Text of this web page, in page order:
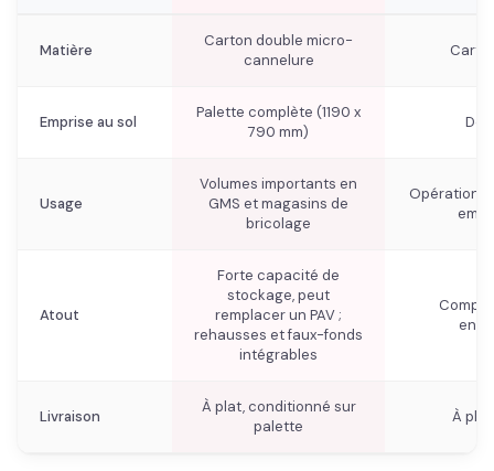
Matière
Carton double micro-
cannelure
Emprise au sol
Palette complète (1190 x
790 mm)
Usage
Volumes importants en
GMS et magasins de
bricolage
Opérations
Atout
Forte capacité de
stockage, peut
remplacer un PAV ;
rehausses et faux-fonds
intégrables
Livraison
À plat, conditionné sur
palette
À